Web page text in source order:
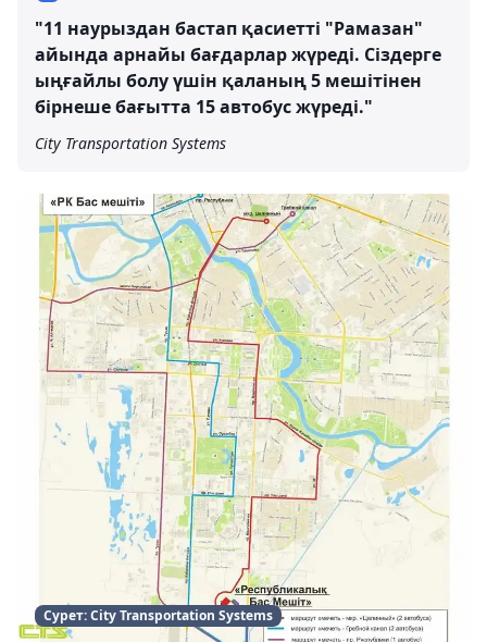
"11 наурыздан бастап қасиетті "Рамазан"
айында арнайы бағдарлар жүреді. Сіздерге
ыңғайлы болу үшін қаланың 5 мешітінен
бірнеше бағытта 15 автобус жүреді."
City Transportation Systems
Сурет: City Transportation Systems